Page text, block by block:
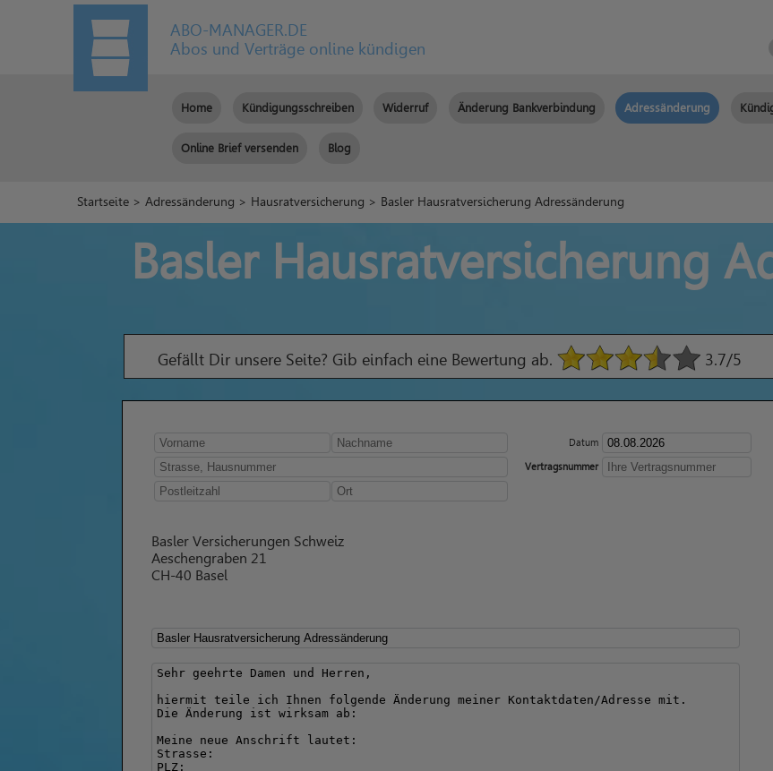
ABO-MANAGER.DE
Abos und Verträge online kündigen
Home Kündigungsschreiben Widerruf Änderung Bankverbindung Adressänderung
Online Brief versenden Blog
Startseite >Adressänderung > Hausratversicherung > Basler Hausratversicherung Adressänderung
Basler Hausratversicherung
Gefällt Dir unsere Seite? Gib einfach eine Bewertung ab. 3.7/5
Datum
Vertragsnummer
Basler Versicherungen Schweiz
Aeschengraben 21
CH-40 Basel